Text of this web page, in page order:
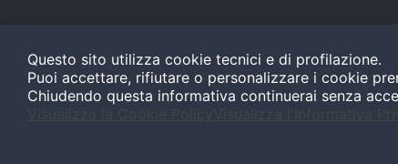
Questo sito utilizza cookie tecnici e di profilazione.
Puoi accettare, rifiutare o personalizzare i cookie
Chiudendo questa informativa continuerai senza